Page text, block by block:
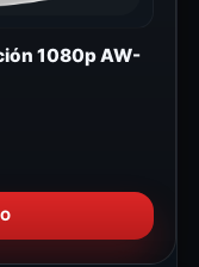
1080p AW-